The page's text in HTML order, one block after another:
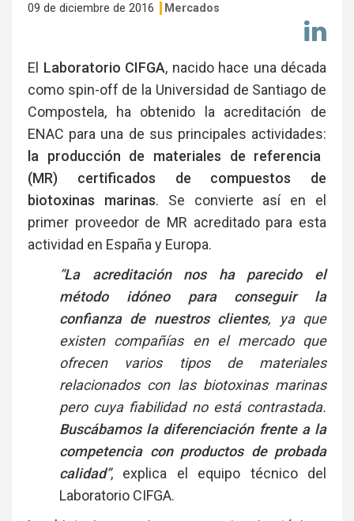
09 de diciembre de 2016 Mercados
en
El Laboratorio CIFGA, nacido hace una década
como spin-off de la Universidad de Santiago de
Compostela, ha obtenido la acreditación de
ENAC para una de sus principales actividades:
la producción de materiales de referencia
(MR) certificados de compuestos de
biotoxinas marinas. Se convierte así en el
primer proveedor de MR acreditado para esta
actividad en España y Europa.
“La acreditación nos ha parecido el
método idóneo para conseguir la
confianza de nuestros clientes, ya que
existen compañías en el mercado que
ofrecen varios tipos de materiales
relacionados con las biotoxinas marinas
pero cuya fiabilidad no está contrastada.
Buscábamos la diferenciación frente a la
competencia con productos de probada
calidad”, explica el equipo técnico del
Laboratorio CIFGA.